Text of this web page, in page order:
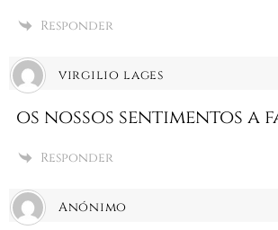
Responder
virgilio lages
os nossos sentimentos a
Responder
Anónimo